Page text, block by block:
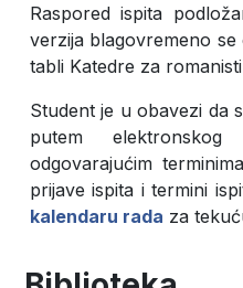
Raspored ispita
verzija blagovremeno
tabli Katedre za
Student je u obavezi da
putem
odgovarajućim
prijave ispita i termini
kalendaru rada za